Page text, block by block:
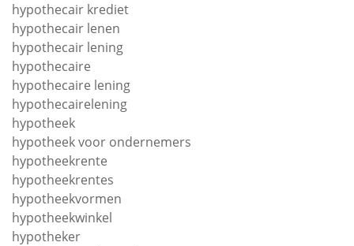
hypothecair krediet
hypothecair lenen
hypothecair lening
hypothecaire
hypothecaire lening
hypothecairelening
hypotheek
hypotheek voor ondernemers
hypotheekrente
hypotheekrentes
hypotheekvormen
hypotheekwinkel
hypotheker